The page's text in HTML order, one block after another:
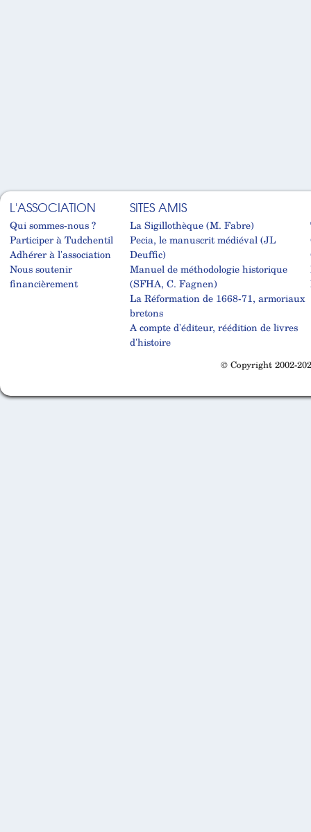
L'ASSOCIATION
Qui sommes-nous ?
Participer à Tudchentil
Adhérer à l'association
Nous soutenir
financièrement
SITES AMIS
La Sigillothèque (M. Fabre)
Pecia, le manuscrit médiéval (JL
Deuffic)
Manuel de méthodologie historique
(SFHA, C. Fagnen)
La Réformation de 1668-71, armoriaux
bretons
A compte d'éditeur, réédition de livres
d'histoire
© Copyright 2002-